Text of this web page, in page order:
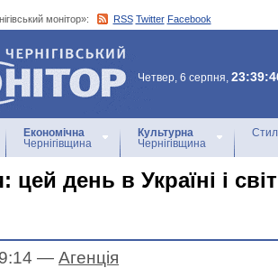
монітор»: RSS Twitter Facebook
монітор»
Четвер, 6 серпня,
Економічна
Чернігівщина
Культурна
Чернігівщина
цей день в Україні і
— Агенцiя